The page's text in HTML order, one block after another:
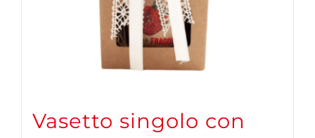
Vasetto singolo con